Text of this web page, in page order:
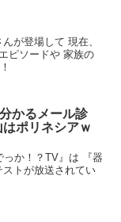
が登場して 現在、
ピソードや 家族の
かるメール診
ポリネシアｗ
っか！？TV』は 『器
トが放送されてい